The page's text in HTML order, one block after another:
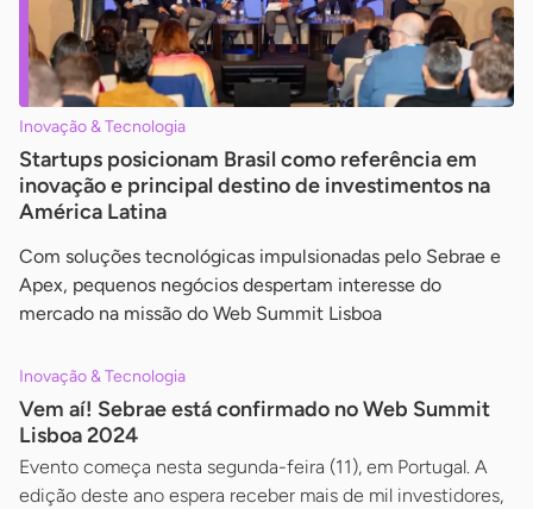
Inovação & Tecnologia
Startups posicionam Brasil como referência em
inovação e principal destino de investimentos na
América Latina
Com soluções tecnológicas impulsionadas pelo Sebrae e
Apex, pequenos negócios despertam interesse do
mercado na missão do Web Summit Lisboa
Inovação & Tecnologia
Vem aí! Sebrae está confirmado no Web Summit
Lisboa 2024
Evento começa nesta segunda-feira (11), em Portugal. A
edição deste ano espera receber mais de mil investidores,